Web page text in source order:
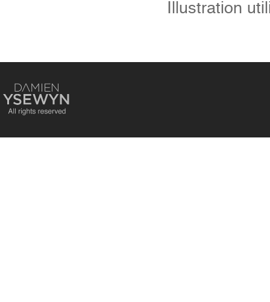
Illustration